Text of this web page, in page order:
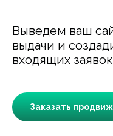
Выведем ваш
выдачи и
входящих
Заказать